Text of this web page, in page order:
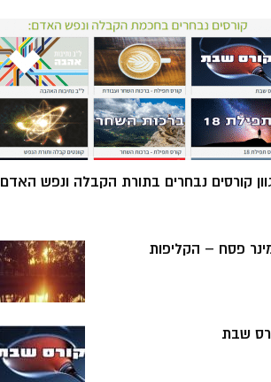
קורסים נבחרים בתורת הקבלה ונפש האדם
פסח – הקליפות
שבת